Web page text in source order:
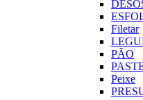
Filetar
PÃO
Peixe